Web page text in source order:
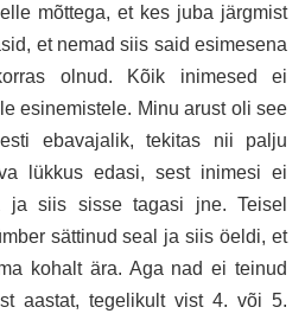
mõttega, et kes juba järgmist
et nemad siis said esimesena
olnud. Kõik inimesed ei
esinemistele. Minu arust oli see
ebavajalik, tekitas nii palju
lükkus edasi, sest inimesi ei
siis sisse tagasi jne. Teisel
sättinud seal ja siis öeldi, et
kohalt ära. Aga nad ei teinud
aastat, tegelikult vist 4. või 5.